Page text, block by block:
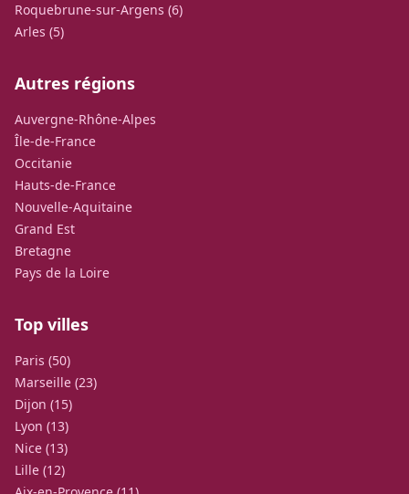
Roquebrune-sur-Argens (6)
Arles (5)
Autres régions
Auvergne-Rhône-Alpes
Île-de-France
Occitanie
Hauts-de-France
Nouvelle-Aquitaine
Grand Est
Bretagne
Pays de la Loire
Top villes
Paris (50)
Marseille (23)
Dijon (15)
Lyon (13)
Nice (13)
Lille (12)